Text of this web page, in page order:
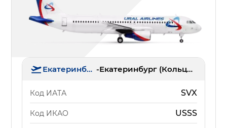
Екатеринбург - Екатеринбург (Кольцово)
Код ИАТА SVX
Код ИКАО USSS